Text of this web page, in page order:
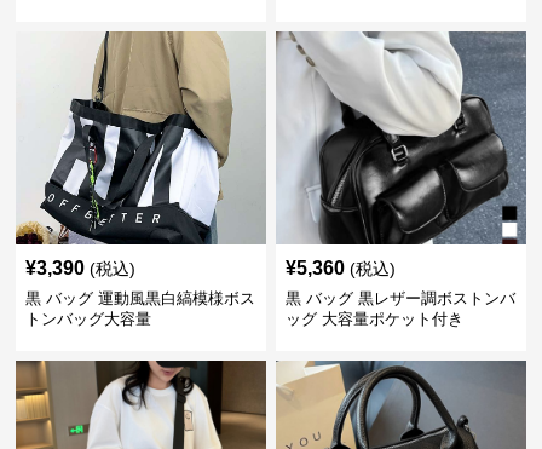
¥3,390 (税込)
黒 バッグ 運動風黒白縞模様ボス
トンバッグ大容量
¥5,360 (税込)
黒 バッグ 黒レザー調ボストンバ
ッグ 大容量ポケット付き